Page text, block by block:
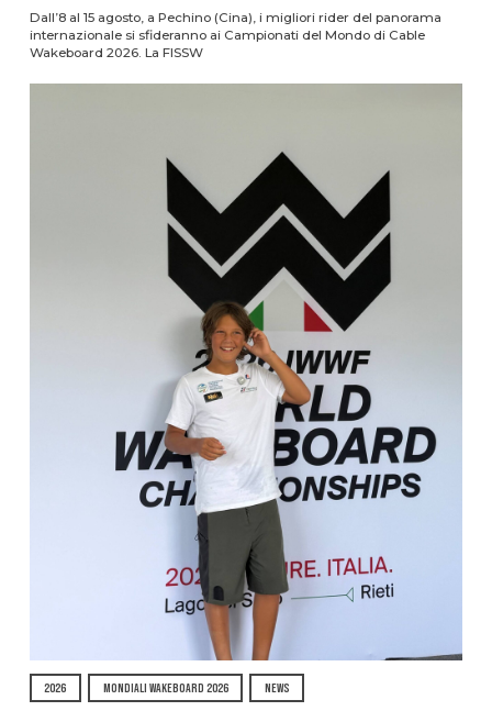
Dall’8 al 15 agosto, a Pechino (Cina), i migliori rider del panorama
internazionale si sfideranno ai Campionati del Mondo di Cable
Wakeboard 2026. La FISSW
2026 MONDIALI WAKEBOARD 2026 NEWS